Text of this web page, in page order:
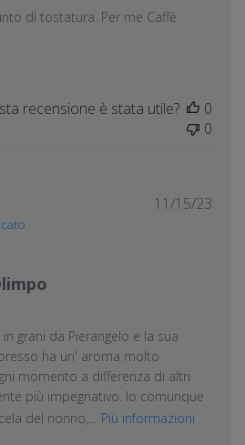
dì tostatura. Per me Caffè
recensione è stata utile?
0
0
grani da Pierangelo e la sua
ha un' aroma molto
momento a differenza di altri
più impegnativo. Io comunque
del nonno,...
Più informazioni
11/15/23